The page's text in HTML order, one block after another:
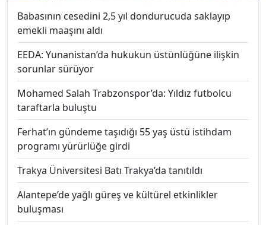
Babasının cesedini 2,5 yıl dondurucuda saklayıp
emekli maaşını aldı
EEDA: Yunanistan’da hukukun üstünlüğüne ilişkin
sorunlar sürüyor
Mohamed Salah Trabzonspor’da: Yıldız futbolcu
taraftarla buluştu
Ferhat’ın gündeme taşıdığı 55 yaş üstü istihdam
programı yürürlüğe girdi
Trakya Üniversitesi Batı Trakya’da tanıtıldı
Alantepe’de yağlı güreş ve kültürel etkinlikler
buluşması